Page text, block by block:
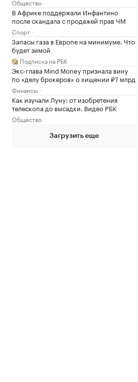
Общество
В Африке поддержали Инфантино
после скандала с продажей прав ЧМ
Спорт
Запасы газа в Европе на минимуме. Что
будет зимой
Подписка на РБК
Экс-глава Mind Money признала вину
по «делу брокеров» о хищении ₽7 млрд
Финансы
Как изучали Луну: от изобретения
телескопа до высадки. Видео РБК
Общество
Загрузить еще